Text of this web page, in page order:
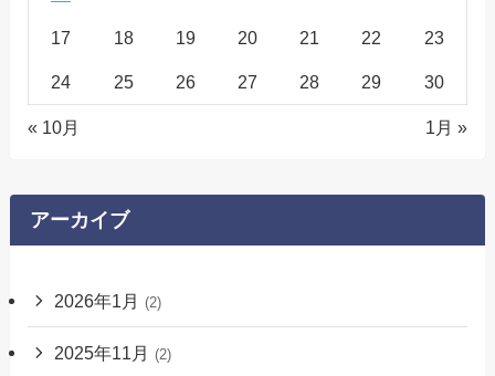
17 18 19 20 21 22 23
24 25 26 27 28 29 30
« 10月 1月 »
アーカイブ
2026年1月 (2)
2025年11月 (2)